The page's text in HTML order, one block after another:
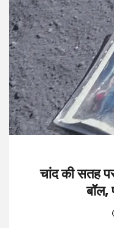
चांद की सतह
बॉल,